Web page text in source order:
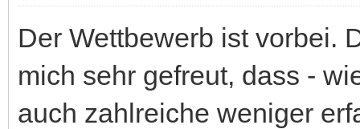
Der Wettbewerb ist vorbei.
mich sehr gefreut, dass -
auch zahlreiche weniger